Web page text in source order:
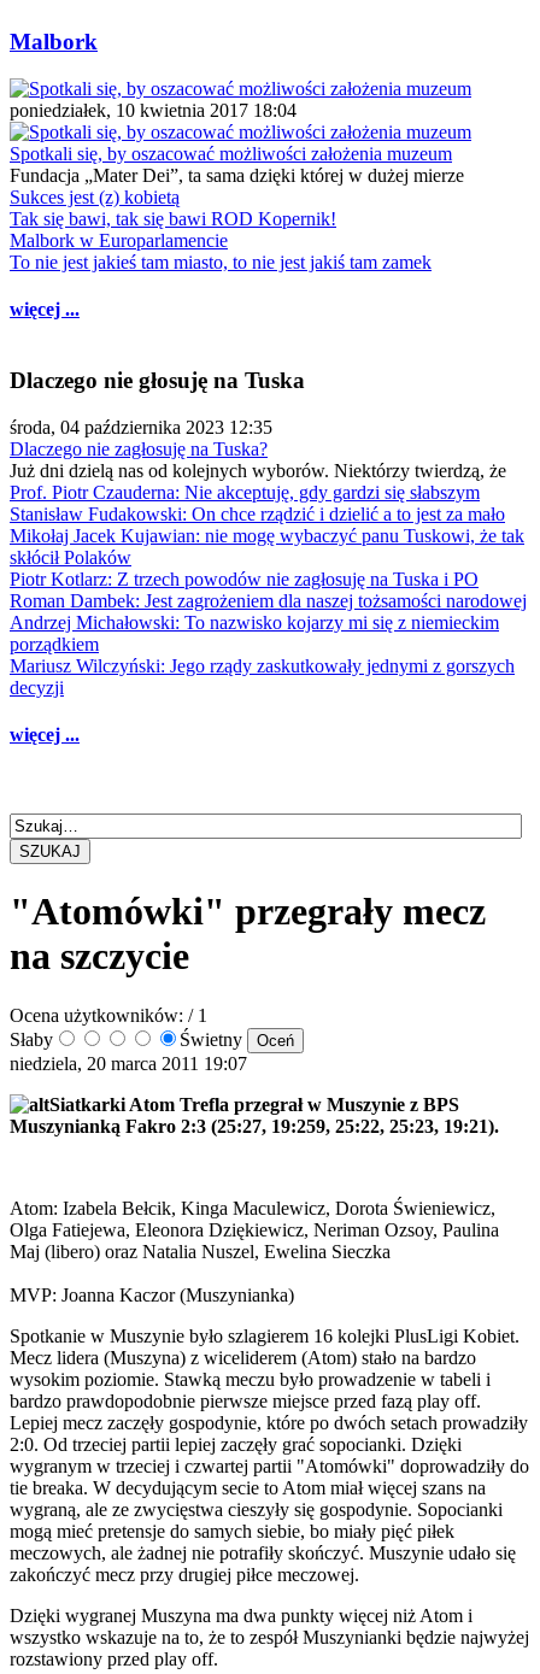
Malbork
poniedziałek, 10 kwietnia 2017 18:04
Spotkali się, by oszacować możliwości założenia muzeum
Fundacja „Mater Dei”, ta sama dzięki której w dużej mierze
Sukces jest (z) kobietą
Tak się bawi, tak się bawi ROD Kopernik!
Malbork w Europarlamencie
To nie jest jakieś tam miasto, to nie jest jakiś tam zamek
więcej ...
Dlaczego nie głosuję na Tuska
środa, 04 października 2023 12:35
Dlaczego nie zagłosuję na Tuska?
Już dni dzielą nas od kolejnych wyborów. Niektórzy twierdzą, że
Prof. Piotr Czauderna: Nie akceptuję, gdy gardzi się słabszym
Stanisław Fudakowski: On chce rządzić i dzielić a to jest za mało
Mikołaj Jacek Kujawian: nie mogę wybaczyć panu Tuskowi, że tak
skłócił Polaków
Piotr Kotlarz: Z trzech powodów nie zagłosuję na Tuska i PO
Roman Dambek: Jest zagrożeniem dla naszej tożsamości narodowej
Andrzej Michałowski: To nazwisko kojarzy mi się z niemieckim
porządkiem
Mariusz Wilczyński: Jego rządy zaskutkowały jednymi z gorszych
decyzji
więcej ...
SZUKAJ
"Atomówki" przegrały mecz
na szczycie
Ocena użytkowników: / 1
Słaby
Świetny
niedziela, 20 marca 2011 19:07
Siatkarki Atom Trefla przegrał w Muszynie z BPS
Muszynianką Fakro 2:3 (25:27, 19:259, 25:22, 25:23, 19:21).
Atom: Izabela Bełcik, Kinga Maculewicz, Dorota Świeniewicz,
Olga Fatiejewa, Eleonora Dziękiewicz, Neriman Ozsoy, Paulina
Maj (libero) oraz Natalia Nuszel, Ewelina Sieczka
MVP: Joanna Kaczor (Muszynianka)
Spotkanie w Muszynie było szlagierem 16 kolejki PlusLigi Kobiet.
Mecz lidera (Muszyna) z wiceliderem (Atom) stało na bardzo
wysokim poziomie. Stawką meczu było prowadzenie w tabeli i
bardzo prawdopodobnie pierwsze miejsce przed fazą play off.
Lepiej mecz zaczęły gospodynie, które po dwóch setach prowadziły
2:0. Od trzeciej partii lepiej zaczęły grać sopocianki. Dzięki
wygranym w trzeciej i czwartej partii "Atomówki" doprowadziły do
tie breaka. W decydującym secie to Atom miał więcej szans na
wygraną, ale ze zwycięstwa cieszyły się gospodynie. Sopocianki
mogą mieć pretensje do samych siebie, bo miały pięć piłek
meczowych, ale żadnej nie potrafiły skończyć. Muszynie udało się
zakończyć mecz przy drugiej piłce meczowej.
Dzięki wygranej Muszyna ma dwa punkty więcej niż Atom i
wszystko wskazuje na to, że to zespół Muszynianki będzie najwyżej
rozstawiony przed play off.